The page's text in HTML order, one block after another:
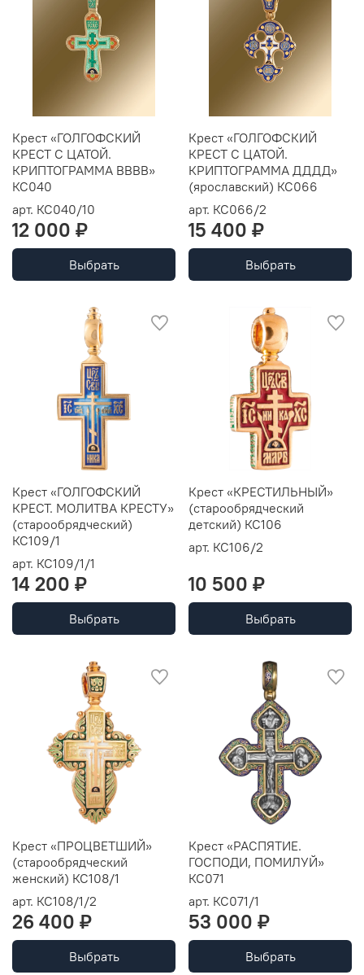
Крест «ГОЛГОФСКИЙ
КРЕСТ С ЦАТОЙ.
КРИПТОГРАММА ВВВВ»
КС040
арт. КС040/10
12 000 ₽
Выбрать
Крест «ГОЛГОФСКИЙ
КРЕСТ С ЦАТОЙ.
КРИПТОГРАММА ДДДД»
(ярославский) КС066
арт. КС066/2
15 400 ₽
Выбрать
Крест «ГОЛГОФСКИЙ
КРЕСТ. МОЛИТВА КРЕСТУ»
(старообрядческий)
КС109/1
арт. КС109/1/1
14 200 ₽
Выбрать
Крест «КРЕСТИЛЬНЫЙ»
(старообрядческий
детский) КС106
арт. КС106/2
10 500 ₽
Выбрать
Крест «ПРОЦВЕТШИЙ»
(старообрядческий
женский) КС108/1
арт. КС108/1/2
26 400 ₽
Выбрать
Крест «РАСПЯТИЕ.
ГОСПОДИ, ПОМИЛУЙ»
КС071
арт. КС071/1
53 000 ₽
Выбрать